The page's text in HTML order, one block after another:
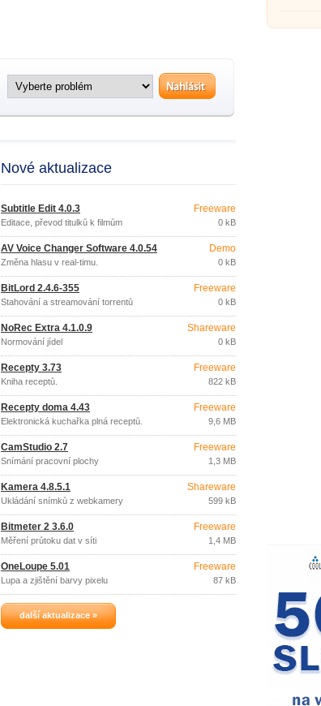
Nové aktualizace
Subtitle Edit 4.0.3
Editace, převod titulků k filmům
Freeware
0 kB
AV Voice Changer Software 4.0.54
Změna hlasu v real-timu.
Demo
0 kB
BitLord 2.4.6-355
Stahování a streamování torrentů
Freeware
0 kB
NoRec Extra 4.1.0.9
Normování jídel
Shareware
0 kB
Recepty 3.73
Kniha receptů.
Freeware
822 kB
Recepty doma 4.43
Elektronická kuchařka plná receptů.
Freeware
9,6 MB
CamStudio 2.7
Snímání pracovní plochy
Freeware
1,3 MB
Kamera 4.8.5.1
Ukládání snímků z webkamery
Shareware
599 kB
Bitmeter 2 3.6.0
Měření průtoku dat v síti
Freeware
1,4 MB
OneLoupe 5.01
Lupa a zjištění barvy pixelu
Freeware
87 kB
další aktualizace »